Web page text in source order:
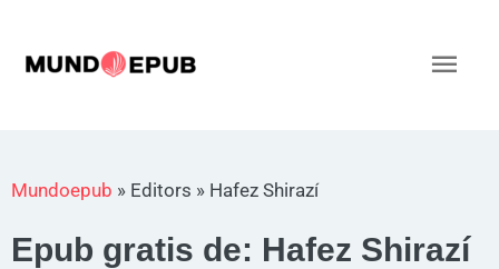
contenido
Mundoepub » Editors » Hafez Shirazí
Epub gratis de: Hafez Shirazí